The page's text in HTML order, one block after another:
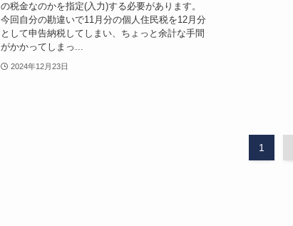
の税金なのかを指定(入力)する必要があります。
今回自分の勘違いで11月分の個人住民税を12月分
として申告納税してしまい、ちょっと余計な手間
がかかってしまっ...
2024年12月23日
1